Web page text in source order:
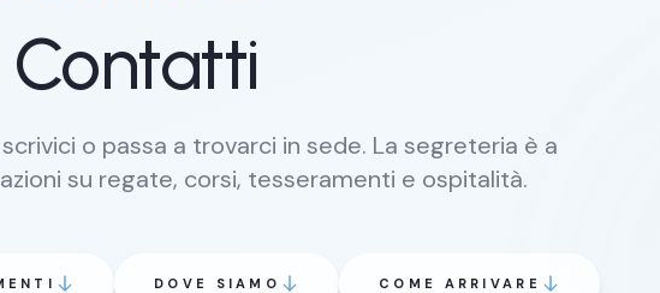
Contatti
o passa a trovarci in sede. La segreteria è a
su regate, corsi, tesseramenti e ospitalità.
DOVE SIAMO COME ARRIVARE